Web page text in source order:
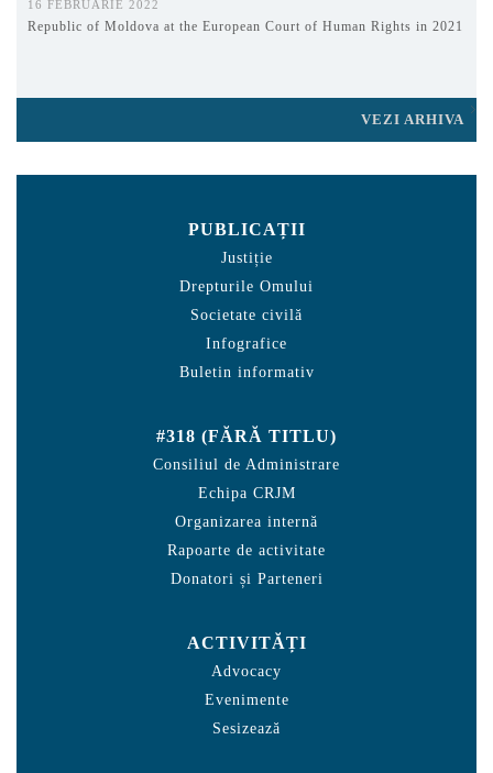
16 FEBRUARIE 2022
Republic of Moldova at the European Court of Human Rights in 2021
VEZI ARHIVA
PUBLICAȚII
Justiție
Drepturile Omului
Societate civilă
Infografice
Buletin informativ
#318 (FĂRĂ TITLU)
Consiliul de Administrare
Echipa CRJM
Organizarea internă
Rapoarte de activitate
Donatori și Parteneri
ACTIVITĂȚI
Advocacy
Evenimente
Sesizează